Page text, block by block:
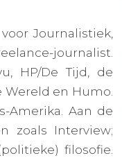
Journalistiek,
journalist.
HP/De Tijd, de
Wereld en Humo.
Amerika. Aan de
zoals Interview;
filosofie.